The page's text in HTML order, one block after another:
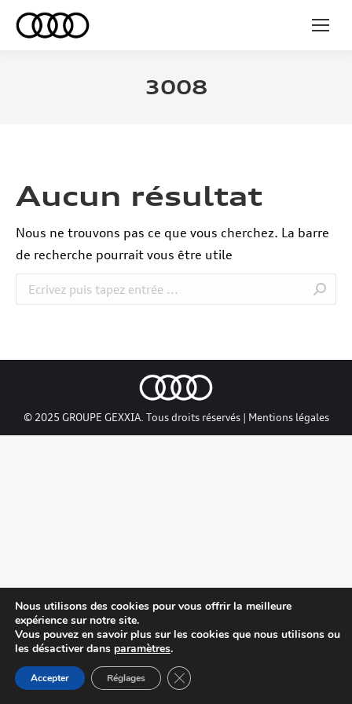
3008
Aucun résultat
Nous ne trouvons pas ce que vous cherchez. La barre
de recherche pourrait vous être utile
Recherche
:
© 2025 GROUPE GEXXIA. Tous droits réservés | Mentions légales
Nous utilisons des cookies pour vous offrir la meilleure
expérience sur notre site.
Vous pouvez en savoir plus sur les cookies que nous utilisons ou
les désactiver dans paramètres.
Accepter Réglages Close GDPR Cookie Banner